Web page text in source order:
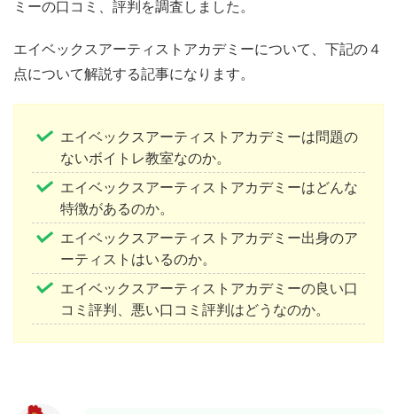
ミーの口コミ、評判を調査しました。
エイベックスアーティストアカデミーについて、下記の４
点について解説する記事になります。
エイベックスアーティストアカデミーは問題の
ないボイトレ教室なのか。
エイベックスアーティストアカデミーはどんな
特徴があるのか。
エイベックスアーティストアカデミー出身のア
ーティストはいるのか。
エイベックスアーティストアカデミーの良い口
コミ評判、悪い口コミ評判はどうなのか。